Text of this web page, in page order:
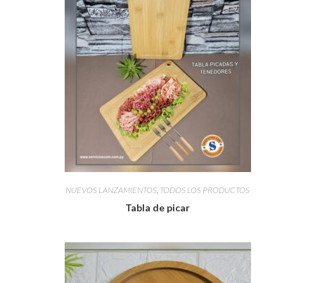
NUEVOS LANZAMIENTOS TODOS LOS PRODUCTOS
Tabla de picar